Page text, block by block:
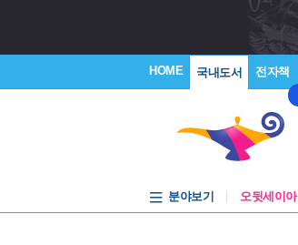
HOME 국내도서 전자책
분야보기 오뒷세이아